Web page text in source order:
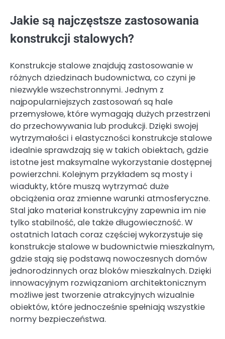
Jakie są najczęstsze zastosowania
konstrukcji stalowych?
Konstrukcje stalowe znajdują zastosowanie w
różnych dziedzinach budownictwa, co czyni je
niezwykle wszechstronnymi. Jednym z
najpopularniejszych zastosowań są hale
przemysłowe, które wymagają dużych przestrzeni
do przechowywania lub produkcji. Dzięki swojej
wytrzymałości i elastyczności konstrukcje stalowe
idealnie sprawdzają się w takich obiektach, gdzie
istotne jest maksymalne wykorzystanie dostępnej
powierzchni. Kolejnym przykładem są mosty i
wiadukty, które muszą wytrzymać duże
obciążenia oraz zmienne warunki atmosferyczne.
Stal jako materiał konstrukcyjny zapewnia im nie
tylko stabilność, ale także długowieczność. W
ostatnich latach coraz częściej wykorzystuje się
konstrukcje stalowe w budownictwie mieszkalnym,
gdzie stają się podstawą nowoczesnych domów
jednorodzinnych oraz bloków mieszkalnych. Dzięki
innowacyjnym rozwiązaniom architektonicznym
możliwe jest tworzenie atrakcyjnych wizualnie
obiektów, które jednocześnie spełniają wszystkie
normy bezpieczeństwa.